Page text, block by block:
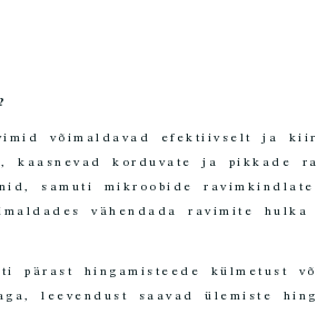
võimaldavad efektiivselt ja
kaasnevad korduvate ja pikkade
samuti mikroobide
vähendada ravimite
pärast hingamisteede külmetust
leevendust saavad ülemiste